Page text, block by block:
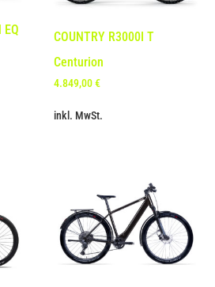
EQ
COUNTRY R3000I T
Centurion
4.849,00€
inkl. MwSt.